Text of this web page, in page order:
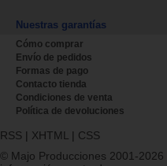
Nuestras garantías
Cómo comprar
Envío de pedidos
Formas de pago
Contacto tienda
Condiciones de venta
Política de devoluciones
RSS | XHTML | CSS
© Majo Producciones 2001-2026